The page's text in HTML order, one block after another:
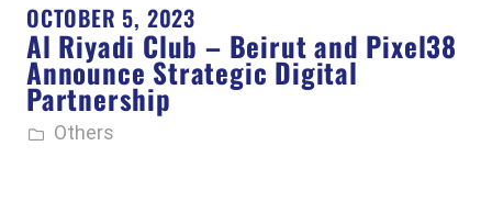
OCTOBER 5, 2023
Al Riyadi Club – Beirut and Pixel38
Announce Strategic Digital
Partnership
Others